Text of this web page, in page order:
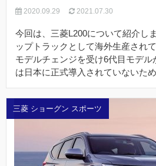
2020.09.29 2021.07.30
今回は、三菱L200について紹介し
ップトラックとして海外生産され
モデルチェンジを受け6代目モデル
は日本に正式導入されていないた
三菱 ショーグン スポーツ